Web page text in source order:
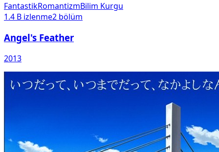
FantastikRomantizmBilim Kurgu
1.4 B izlenme2 bölüm
Angel's Feather
2013